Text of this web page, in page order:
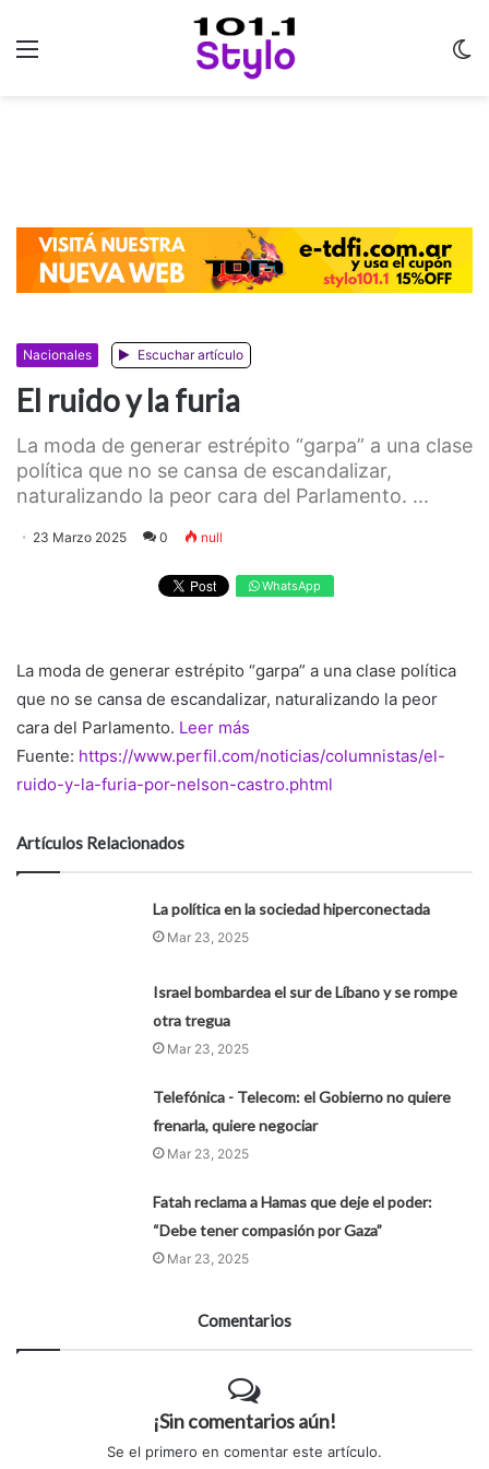
Nacionales Escuchar artículo
El ruido y la furia
La moda de generar estrépito “garpa” a una clase
política que no se cansa de escandalizar,
naturalizando la peor cara del Parlamento. ...
23 Marzo 2025 0 null
WhatsApp
La moda de generar estrépito “garpa” a una clase política
que no se cansa de escandalizar, naturalizando la peor
cara del Parlamento. Leer más
Fuente: https://www.perfil.com/noticias/columnistas/el-
ruido-y-la-furia-por-nelson-castro.phtml
Artículos Relacionados
La política en la sociedad hiperconectada
Mar 23, 2025
Israel bombardea el sur de Líbano y se rompe
otra tregua
Mar 23, 2025
Telefónica - Telecom: el Gobierno no quiere
frenarla, quiere negociar
Mar 23, 2025
Fatah reclama a Hamas que deje el poder:
“Debe tener compasión por Gaza”
Mar 23, 2025
Comentarios
¡Sin comentarios aún!
Se el primero en comentar este artículo.